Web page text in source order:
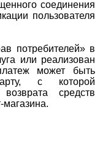
соединения
пользователя
потребителей» в
или реализован
может быть
с которой
средств
магазина.